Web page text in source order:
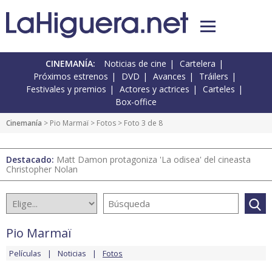
CINEMANÍA: Noticias de cine
Cartelera
Próximos estrenos
DVD Avances
Tráilers
Festivales y premios
Actores y actrices
Carteles
Box-office
Cinemanía > Pio Marmaï > Fotos > Foto 3 de 8
Destacado: Matt Damon protagoniza 'La odisea' del cineasta
Christopher Nolan
Pio Marmaï
Películas Noticias Fotos